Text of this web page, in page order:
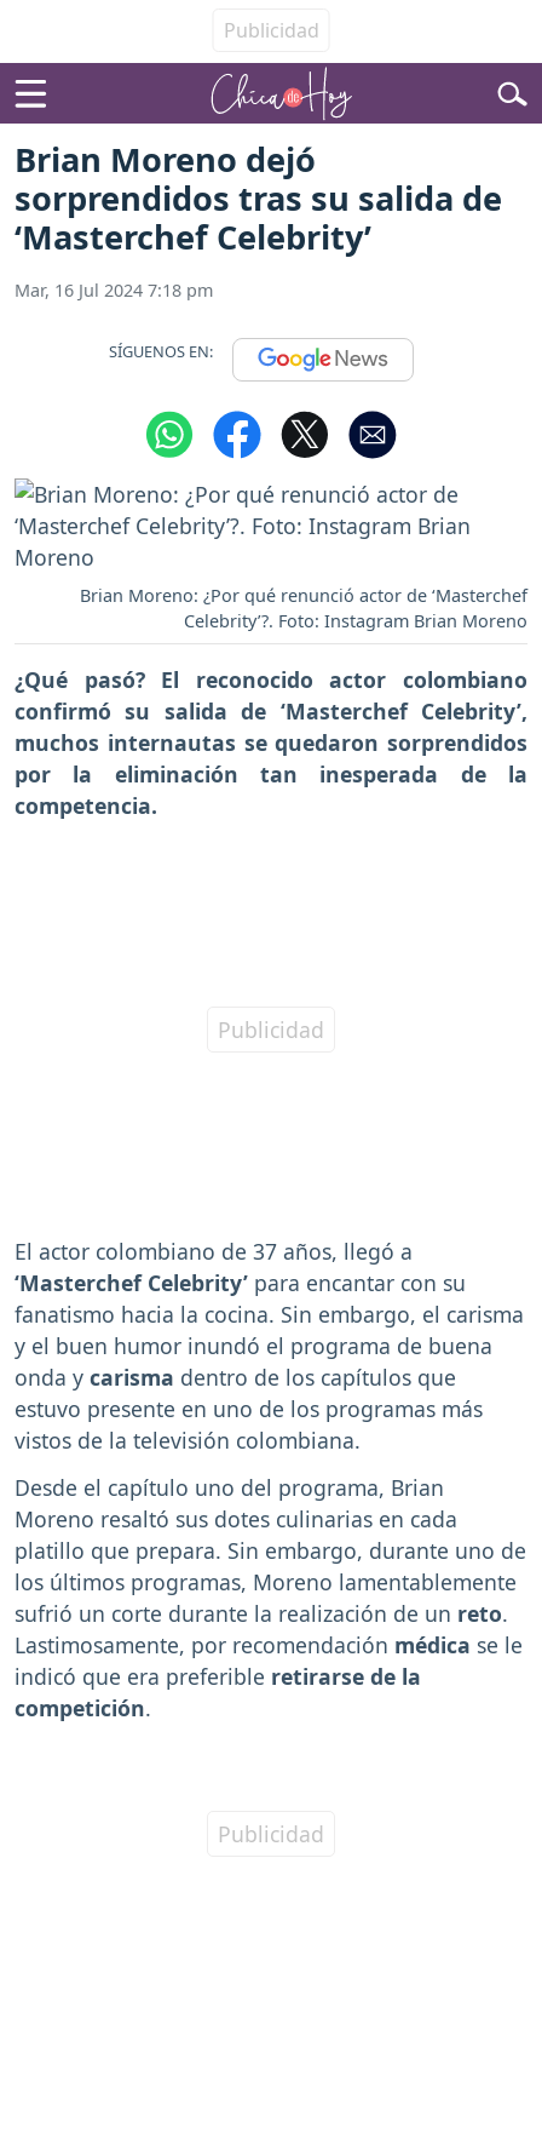
Brian Moreno dejó
sorprendidos tras su salida de
‘Masterchef Celebrity’
Mar, 16 Jul 2024 7:18 pm
SÍGUENOS EN:
Brian Moreno: ¿Por qué renunció actor de ‘Masterchef
Celebrity’?. Foto: Instagram Brian Moreno
¿Qué pasó? El reconocido actor colombiano
confirmó su salida de ‘Masterchef Celebrity’,
muchos internautas se quedaron sorprendidos
por la eliminación tan inesperada de la
competencia.
El actor colombiano de 37 años, llegó a
‘Masterchef Celebrity’ para encantar con su
fanatismo hacia la cocina. Sin embargo, el carisma
y el buen humor inundó el programa de buena
onda y carisma dentro de los capítulos que
estuvo presente en uno de los programas más
vistos de la televisión colombiana.
Desde el capítulo uno del programa, Brian
Moreno resaltó sus dotes culinarias en cada
platillo que prepara. Sin embargo, durante uno de
los últimos programas, Moreno lamentablemente
sufrió un corte durante la realización de un reto.
Lastimosamente, por recomendación médica se le
indicó que era preferible retirarse de la
competición.